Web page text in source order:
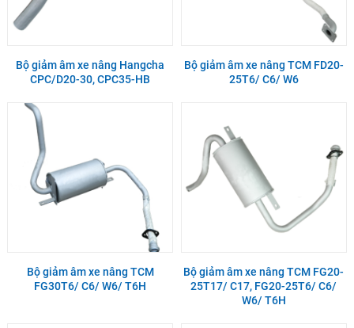
Bộ giảm âm xe nâng Hangcha
CPC/D20-30, CPC35-HB
Bộ giảm âm xe nâng TCM FD20-
25T6/ C6/ W6
Bộ giảm âm xe nâng TCM
FG30T6/ C6/ W6/ T6H
Bộ giảm âm xe nâng TCM FG20-
25T17/ C17, FG20-25T6/ C6/
W6/ T6H